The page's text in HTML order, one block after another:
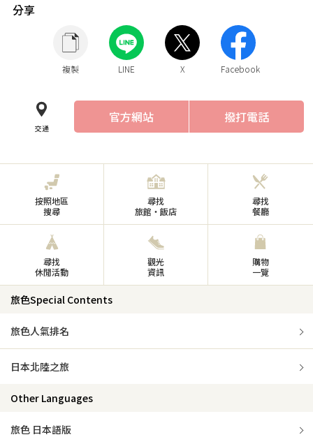
分享
複製 LINE X Facebook
交通
官方網站 撥打電話
按照地區
搜尋
尋找
旅館・飯店
尋找
餐廳
尋找
休閒活動
觀光
資訊
購物
一覽
旅色Special Contents
旅色人氣排名
日本北陸之旅
Other Languages
旅色 日本語版